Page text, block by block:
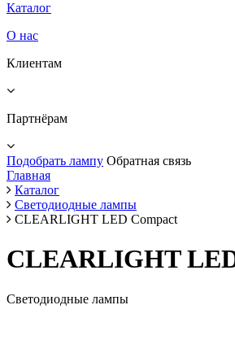
Каталог
О нас
Клиентам
Партнёрам
Подобрать лампу Обратная связь
Главная
Каталог
Светодиодные лампы
CLEARLIGHT LED Compact
CLEARLIGHT
Светодиодные лампы